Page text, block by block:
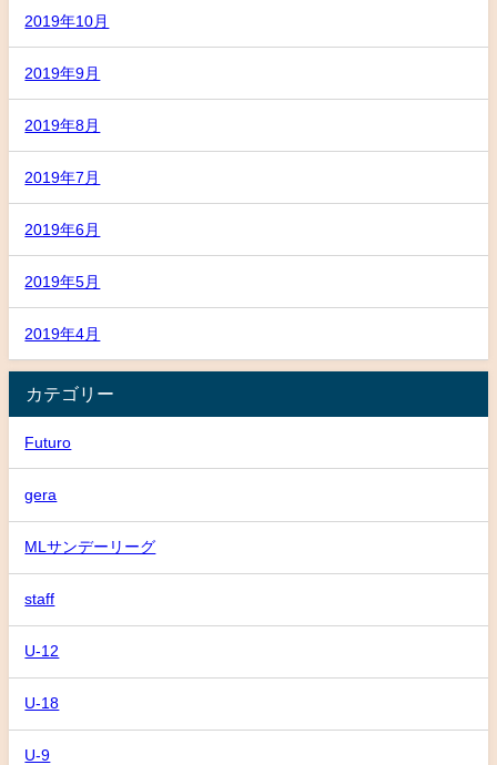
2019年10月
2019年9月
2019年8月
2019年7月
2019年6月
2019年5月
2019年4月
カテゴリー
Futuro
gera
MLサンデーリーグ
staff
U-12
U-18
U-9